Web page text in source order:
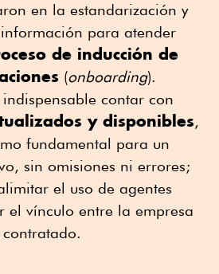
en la estandarización y
para atender
de inducción de
(onboarding).
contar con
y disponibles,
fundamental para un
sin omisiones ni errores;
el uso de agentes
el vínculo entre la empresa